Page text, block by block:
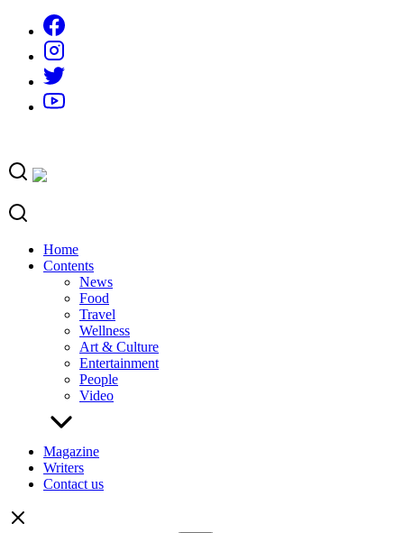
content
Home
Contents
News
Food
Travel
Wellness
Art & Culture
Entertainment
People
Video
Magazine
Writers
Contact us